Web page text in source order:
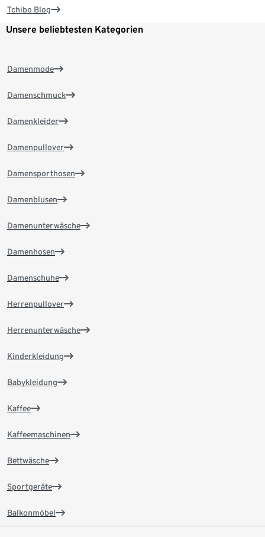
Tchibo Blog
Unsere beliebtesten Kategorien
Damenmode
Damenschmuck
Damenkleider
Damenpullover
Damensporthosen
Damenblusen
Damenunterwäsche
Damenhosen
Damenschuhe
Herrenpullover
Herrenunterwäsche
Kinderkleidung
Babykleidung
Kaffee
Kaffeemaschinen
Bettwäsche
Sportgeräte
Balkonmöbel